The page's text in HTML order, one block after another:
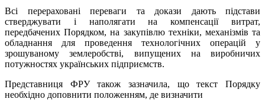
Всі перераховані переваги та докази дають підстави
стверджувати і наполягати на компенсації витрат,
передбачених Порядком, на закупівлю техніки, механізмів та
обладнання для проведення технологічних операцій у
зрошуваному землеробстві, випущених на виробничих
потужностях українських підприємств.
Представниця ФРУ також зазначила, що текст Порядку
необхідно доповнити положенням, де визначити